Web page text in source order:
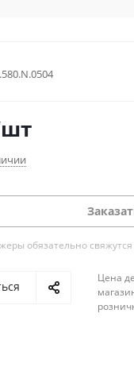
обязательно свяжутся
Цена